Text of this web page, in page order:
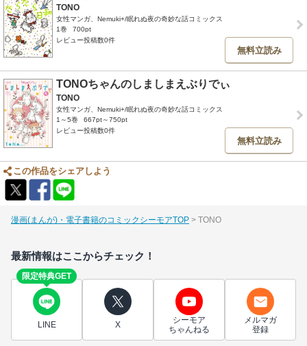
TONO
女性マンガ、Nemuki+/眠れぬ夜の奇妙な話コミックス
1巻
700pt
レビュー投稿数0件
無料立読み
TONOちゃんのしましまえぶりでぃ
TONO
女性マンガ、Nemuki+/眠れぬ夜の奇妙な話コミックス
1～5巻
667pt～750pt
レビュー投稿数0件
無料立読み
この作品をシェアしよう
漫画(まんが)・電子書籍のコミックシーモアTOP TONO
最新情報はここからチェック！
限定特典GET
LINE X
シーモア
ちゃんねる
メルマガ
登録